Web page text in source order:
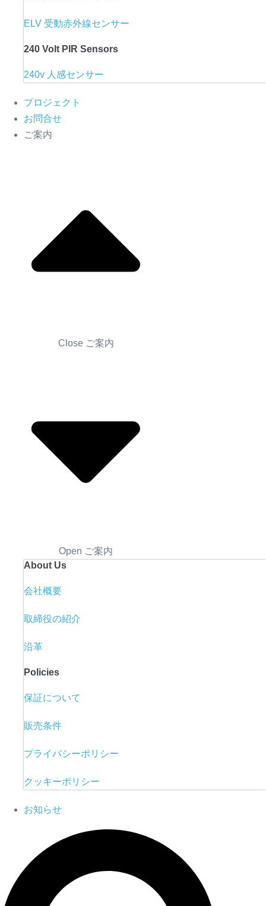
ELV 受動赤外線センサー
240 Volt PIR Sensors
240v 人感センサー
プロジェクト
お問合せ
ご案内
Close ご案内
Open ご案内
About Us
会社概要
取締役の紹介
沿革
Policies
保証について
販売条件
プライバシーポリシー
クッキーポリシー
お知らせ